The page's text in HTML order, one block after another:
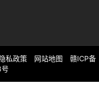
私政策 网站地图
赣ICP备